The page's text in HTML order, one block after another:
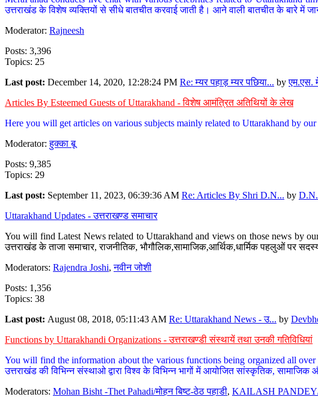
उत्तराखंड के विशेष व्यक्तियों से सीधे बातचीत करवाई जाती है। आने वाली बातचीत के बारे में
Moderator: Rajneesh
Posts: 3,396
Topics: 25
Last post: December 14, 2020, 12:28:24 PM Re: म्यर पहाड़ म्यर पछिया... byएम.एस.
Articles By Esteemed Guests of Uttarakhand - विशेष आमंत्रित अतिथियों के लेख
Here you will get articles on various subjects mainly related to Uttarakhand by
Moderator:हुक्का बू
Posts: 9,385
Topics: 29
Last post: September 11, 2023, 06:39:36 AM Re: Articles By Shri D.N... by
Uttarakhand Updates - उत्तराखण्ड समाचार
You will find Latest News related to Uttarakhand and views on those news by
उत्तराखंड के ताजा समाचार, राजनीतिक, भौगौलिक,सामाजिक,आर्थिक,धार्मिक पहलुओं पर
Moderators: Rajendra Joshi,नवीन जोशी
Posts: 1,356
Topics: 38
Last post: August 08, 2018, 05:11:43 AM Re: Uttarakhand News - उ... by
Functions by Uttarakhandi Organizations - उत्तराखण्डी संस्थायें तथा उनकी गतिविधियां
You will find the information about the various functions being organized all
उत्तराखंड की विभिन्न संस्थाओ द्वारा विश्व के विभिन्न भागों में आयोजित सांस्कृतिक,
Moderators: Mohan Bisht -Thet Pahadi/मोहन बिष्ट-ठेठ पहाडी, KAILASH